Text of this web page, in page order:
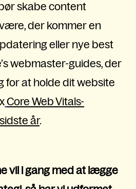
skabe content
der kommer en
eller nye best
webmaster-guides, der
for at holde dit website
xCore Web Vitals-
år.
vil i gang med at lægge